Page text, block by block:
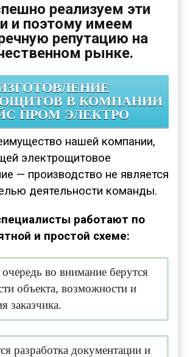
реализуем эти
и поэтому имеем
репутацию на
рынке.
В КОМПАНИИ
ПРОМ ЭЛЕКТРО
нашей компании,
электрощитовое
— производство не является
деятельности команды.
работают по
и простой схеме:
во внимание берутся
объекта, возможности и
заказчика.
разработка документации и